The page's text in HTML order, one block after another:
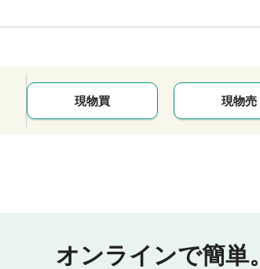
現物買 現物売
オンラインで簡単。